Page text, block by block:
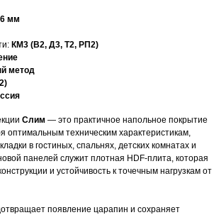
мм
КМ3 (В2, Д3, Т2, РП2)
метод
Слим — это практичное напольное покрытие
оптимальным техническим характеристикам,
в гостиных, спальнях, детских комнатах и
панелей служит плотная HDF-плита, которая
и устойчивость к точечным нагрузкам от
появление царапин и сохраняет